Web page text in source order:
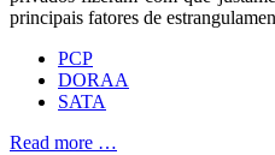
principais fatores de
PCP
DORAA
SATA
Read more …